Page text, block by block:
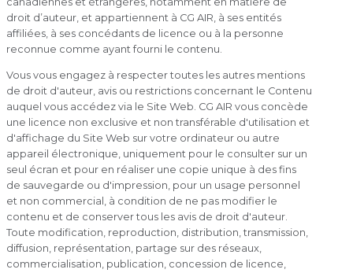
droit d’auteur, et appartiennent à CG AIR, à ses entités
affiliées, à ses concédants de licence ou à la personne
reconnue comme ayant fourni le contenu.
Vous vous engagez à respecter toutes les autres mentions
de droit d'auteur, avis ou restrictions concernant le Contenu
auquel vous accédez via le Site Web. CG AIR vous concède
une licence non exclusive et non transférable d'utilisation et
d'affichage du Site Web sur votre ordinateur ou autre
appareil électronique, uniquement pour le consulter sur un
seul écran et pour en réaliser une copie unique à des fins
de sauvegarde ou d'impression, pour un usage personnel
et non commercial, à condition de ne pas modifier le
contenu et de conserver tous les avis de droit d'auteur.
Toute modification, reproduction, distribution, transmission,
diffusion, représentation, partage sur des réseaux,
commercialisation, publication, concession de licence,